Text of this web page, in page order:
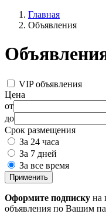
Главная
Объявления
VIP объявления
Цена
от
до
Срок размещения
За 24 часа
За 7 дней
За все время
Применить
Оформите подписку на
объявления по Вашим